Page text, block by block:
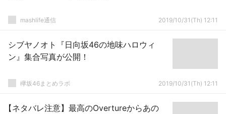
mashlife通信 2019/10/31(Th) 12:11
シブヤノオト『日向坂46の地味ハロウィ
ン』集合写真が公開！
欅坂46まとめラボ 2019/10/31(Th) 12:11
【ネタバレ注意】最高のOvertureからあの